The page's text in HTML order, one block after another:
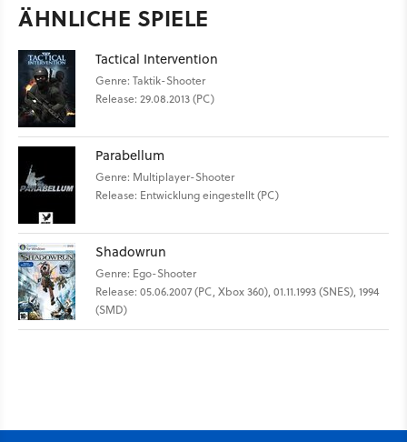
ÄHNLICHE SPIELE
Tactical Intervention
Genre: Taktik-Shooter
Release: 29.08.2013 (PC)
Parabellum
Genre: Multiplayer-Shooter
Release: Entwicklung eingestellt (PC)
Shadowrun
Genre: Ego-Shooter
Release: 05.06.2007 (PC, Xbox 360), 01.11.1993 (SNES), 1994
(SMD)